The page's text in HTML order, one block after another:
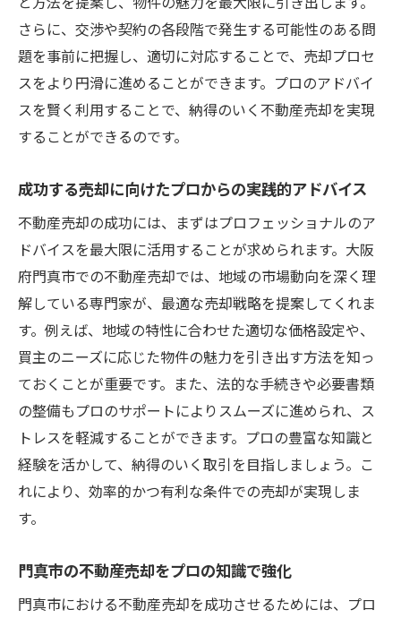
さらに、交渉や契約の各段階で発生する可能性のある問
題を事前に把握し、適切に対応することで、売却プロセ
スをより円滑に進めることができます。プロのアドバイ
スを賢く利用することで、納得のいく不動産売却を実現
することができるのです。
成功する売却に向けたプロからの実践的アドバイス
不動産売却の成功には、まずはプロフェッショナルのア
ドバイスを最大限に活用することが求められます。大阪
府門真市での不動産売却では、地域の市場動向を深く理
解している専門家が、最適な売却戦略を提案してくれま
す。例えば、地域の特性に合わせた適切な価格設定や、
買主のニーズに応じた物件の魅力を引き出す方法を知っ
ておくことが重要です。また、法的な手続きや必要書類
の整備もプロのサポートによりスムーズに進められ、ス
トレスを軽減することができます。プロの豊富な知識と
経験を活かして、納得のいく取引を目指しましょう。こ
れにより、効率的かつ有利な条件での売却が実現しま
す。
門真市の不動産売却をプロの知識で強化
門真市における不動産売却を成功させるためには、プロ